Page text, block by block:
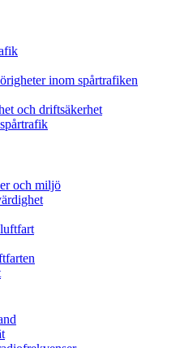
inom spårtrafiken
och driftsäkerhet
och miljö